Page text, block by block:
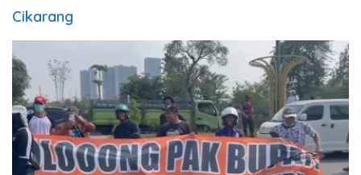
Cikarang